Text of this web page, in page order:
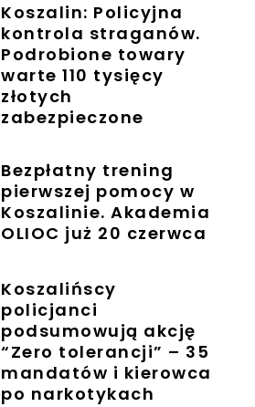
Koszalin: Policyjna
kontrola straganów.
Podrobione towary
warte 110 tysięcy
złotych
zabezpieczone
Bezpłatny trening
pierwszej pomocy w
Koszalinie. Akademia
OLIOC już 20 czerwca
Koszalińscy
policjanci
podsumowują akcję
“Zero tolerancji” – 35
mandatów i kierowca
po narkotykach